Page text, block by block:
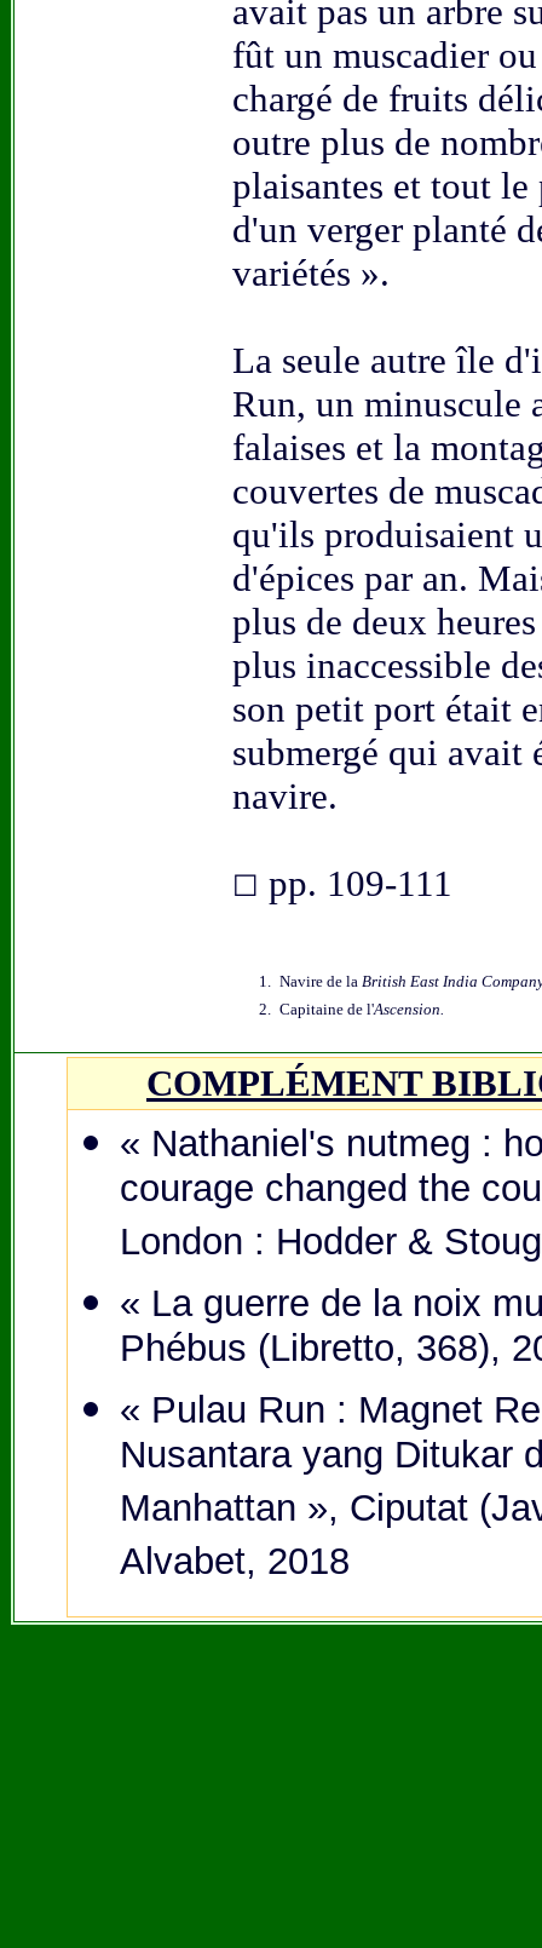
avait pas un arbre
fût un muscadier
chargé de fruits
outre plus de
plaisantes et tout
d'un verger planté
variétés ».
La seule autre île
Run, un minuscule
falaises et la
couvertes de
qu'ils produisaient
d'épices par an.
plus de deux
plus inaccessible
son petit port était
submergé qui avait
navire.
☐ pp. 109-111
1. Navire de la British East India
2. Capitaine de l'Ascension.
COMPLÉMENT
« Nathaniel's nutmeg :
courage changed the
London : Hodder &
« La guerre de la noix
Phébus (Libretto, 368),
« Pulau Run : Magnet
Nusantara yang Ditukar
Manhattan », Ciputat
Alvabet, 2018